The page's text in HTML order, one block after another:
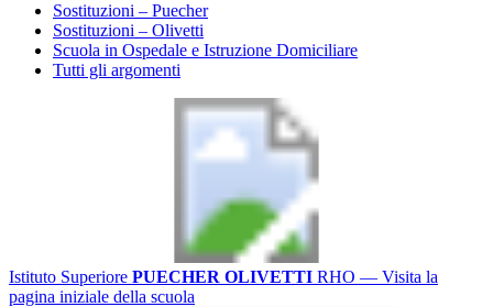
Sostituzioni – Puecher
Sostituzioni – Olivetti
Scuola in Ospedale e Istruzione Domiciliare
Tutti gli argomenti
Istituto Superiore PUECHER OLIVETTI RHO — Visita la
pagina iniziale della scuola